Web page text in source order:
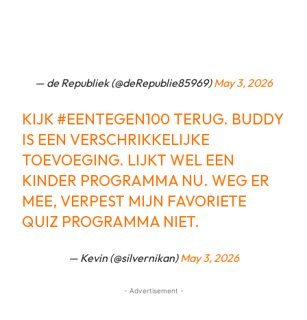
— de Republiek (@deRepublie85969)May 3, 2026
KIJK #EENTEGEN100 TERUG. BUDDY
IS EEN VERSCHRIKKELIJKE
TOEVOEGING. LIJKT WEL EEN
KINDER PROGRAMMA NU. WEG ER
MEE, VERPEST MIJN FAVORIETE
QUIZ PROGRAMMA NIET.
— Kevin (@silvernikan)May 3, 2026
- Advertisement -